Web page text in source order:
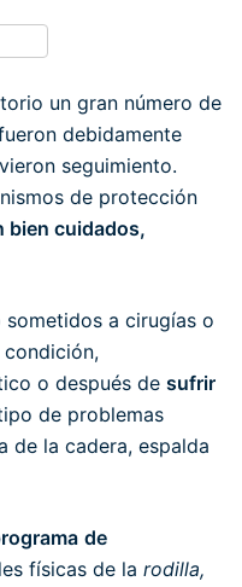
un gran número de
debidamente
seguimiento.
de protección
bien cuidados,
a cirugías o
o después de sufrir
de problemas
de la cadera, espalda
de
físicas de la rodilla,